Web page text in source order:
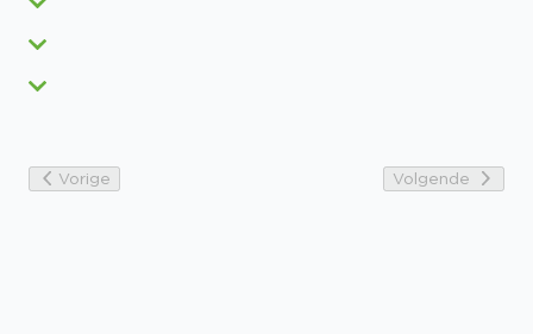
Vorige Volgende